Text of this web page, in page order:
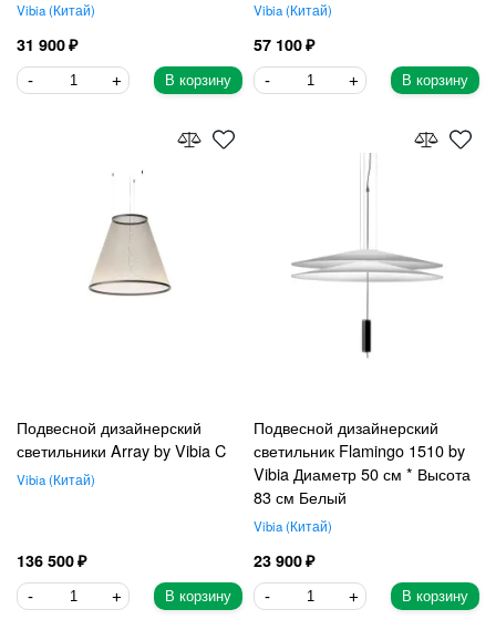
Vibia Китай
31 900
В корзину
Vibia Китай
57 100
В корзину
Подвесной дизайнерский
светильники Array by Vibia C
Vibia Китай
136 500
В корзину
Подвесной дизайнерский
светильник Flamingo 1510 by
Vibia Диаметр 50 см * Высота
83 см Белый
Vibia Китай
23 900
В корзину